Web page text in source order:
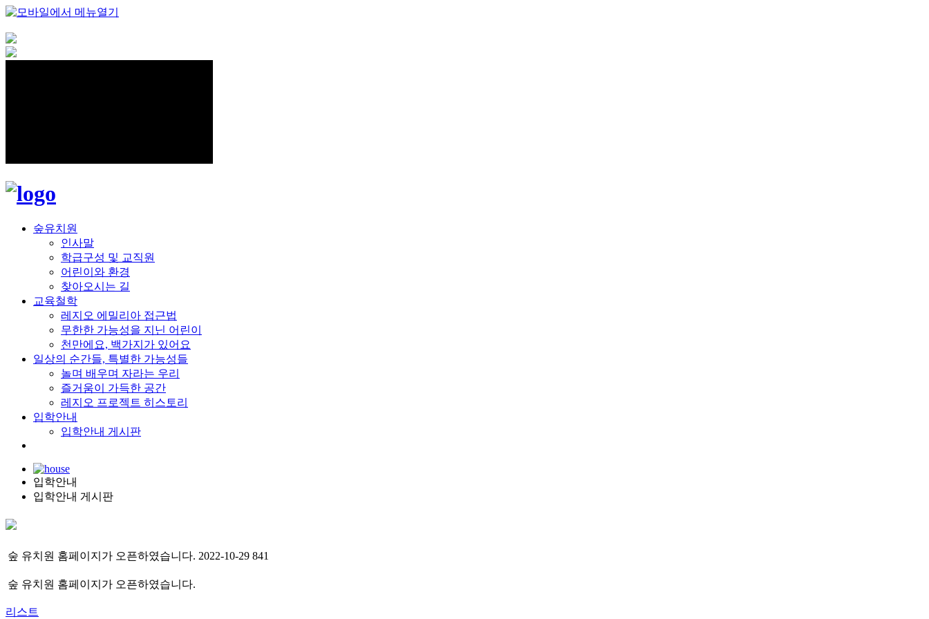
숲유치원
인사말
학급구성 및 교직원
어린이와 환경
찾아오시는 길
교육철학
레지오 에밀리아 접근법
무한한 가능성을 지닌 어린이
천만에요, 백가지가 있어요
일상의 순간들, 특별한 가능성들
놀며 배우며 자라는 우리
즐거움이 가득한 공간
레지오 프로젝트 히스토리
입학안내
입학안내 게시판
입학안내
입학안내 게시판
숲 유치원 홈페이지가 오픈하였습니다. 2022-10-29 841
숲 유치원 홈페이지가 오픈하였습니다.
리스트